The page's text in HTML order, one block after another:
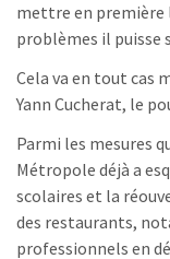
mettre en première
problèmes il puisse
Cela va en tout cas
Yann Cucherat, le
Parmi les mesures
Métropole déjà a
scolaires et la
des restaurants,
professionnels en